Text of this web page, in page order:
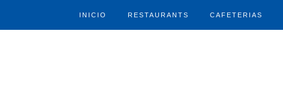
INICIO RESTAURANTS CAFETERIAS